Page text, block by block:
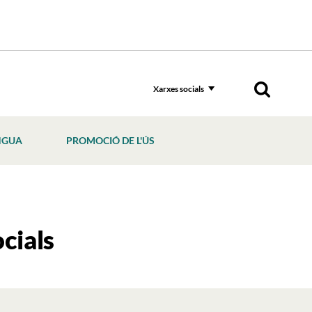
Xarxes socials
PROMOCIÓ DE L'ÚS